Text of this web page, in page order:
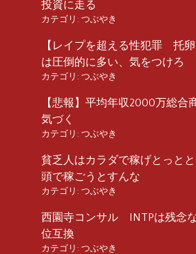
投資に走る
カテゴリ: つぶやき
【レイプを超える性犯罪 托
は圧倒的に多い、気をつけろ
カテゴリ: つぶやき
【悲報】平均年収2000万総合
気づく
カテゴリ: つぶやき
貧乏人はカラダで稼げとっと
頭で稼ごうとすんな
カテゴリ: つぶやき
西園寺コンサル INTPは残念
位互換
カテゴリ: つぶやき